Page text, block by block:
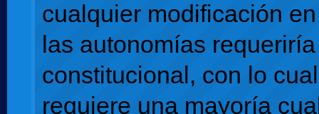
cualquier modificación
las autonomías
constitucional, con lo
requiere una mayoría